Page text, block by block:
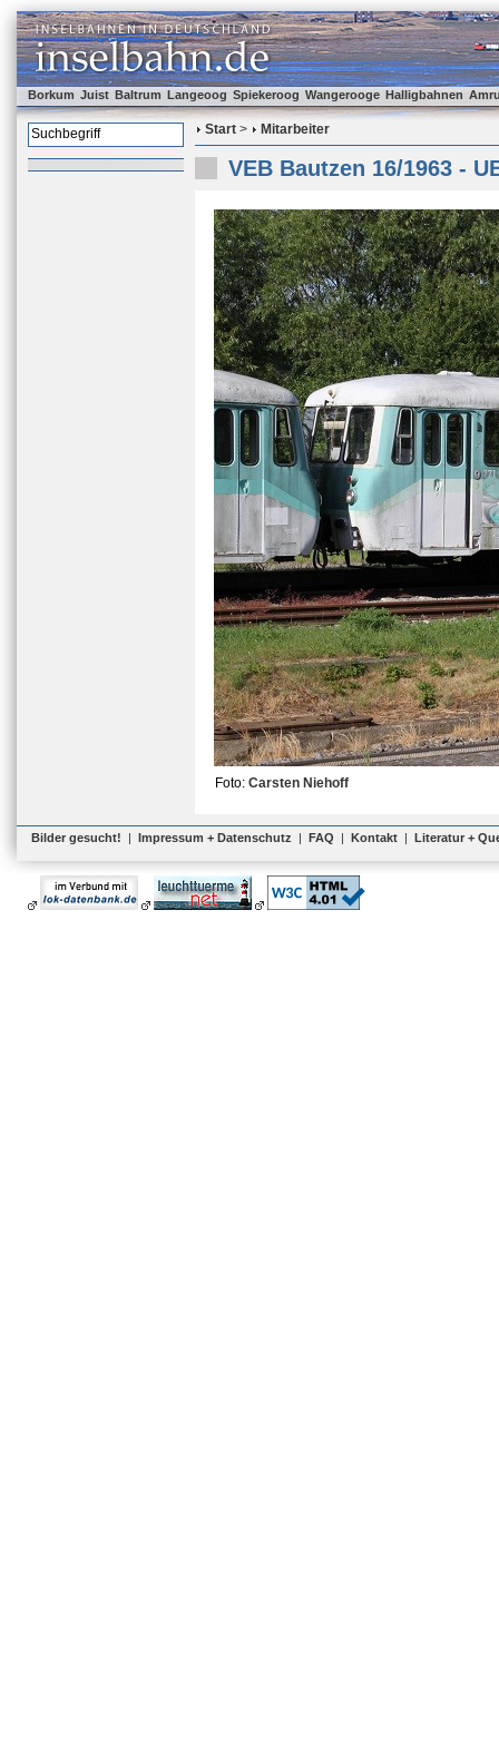
Borkum Juist Baltrum Langeoog Spiekeroog Wangerooge Halligbahnen
Start > Mitarbeiter
VEB Bautzen 16/1963 -
Foto: Carsten Niehoff
Bilder gesucht! | Impressum + Datenschutz | FAQ | Kontakt | Literatur +